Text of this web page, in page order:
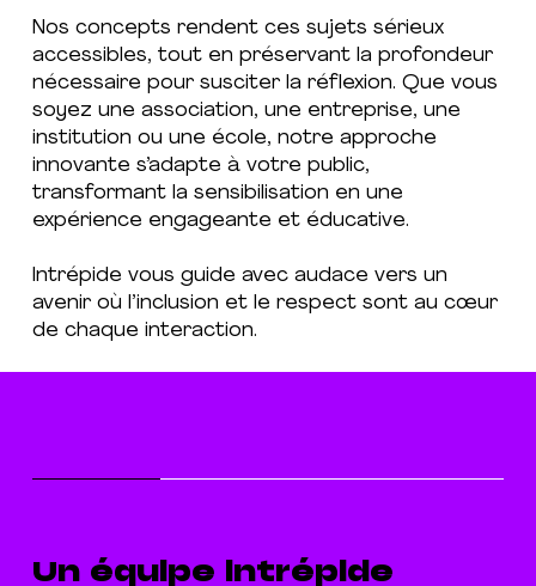
Nos concepts rendent ces sujets sérieux
accessibles, tout en préservant la profondeur
nécessaire pour susciter la réflexion. Que vous
soyez une association, une entreprise, une
institution ou une école, notre approche
innovante s’adapte à votre public,
transformant la sensibilisation en une
expérience engageante et éducative.
Intrépide vous guide avec audace vers un
avenir où l’inclusion et le respect sont au cœur
de chaque interaction.
Un équipe intrépide